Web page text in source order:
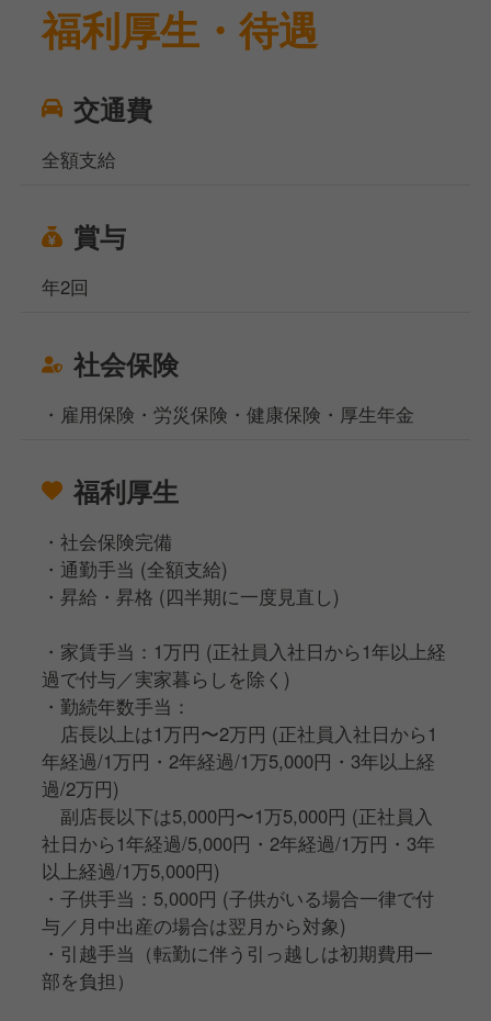
福利厚生・待遇
交通費
全額支給
賞与
年2回
社会保険
・雇用保険・労災保険・健康保険・厚生年金
福利厚生
・社会保険完備
・通勤手当 (全額支給)
・昇給・昇格 (四半期に一度見直し)
・家賃手当：1万円 (正社員入社日から1年以上経
過で付与／実家暮らしを除く)
・勤続年数手当：
店長以上は1万円〜2万円 (正社員入社日から1
年経過/1万円・2年経過/1万5,000円・3年以上経
過/2万円)
副店長以下は5,000円〜1万5,000円 (正社員入
社日から1年経過/5,000円・2年経過/1万円・3年
以上経過/1万5,000円)
・子供手当：5,000円 (子供がいる場合一律で付
与／月中出産の場合は翌月から対象)
・引越手当（転勤に伴う引っ越しは初期費用一
部を負担）